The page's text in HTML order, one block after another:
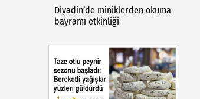
Diyadin’de miniklerden okuma
bayramı etkinliği